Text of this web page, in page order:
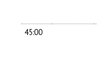
45:00